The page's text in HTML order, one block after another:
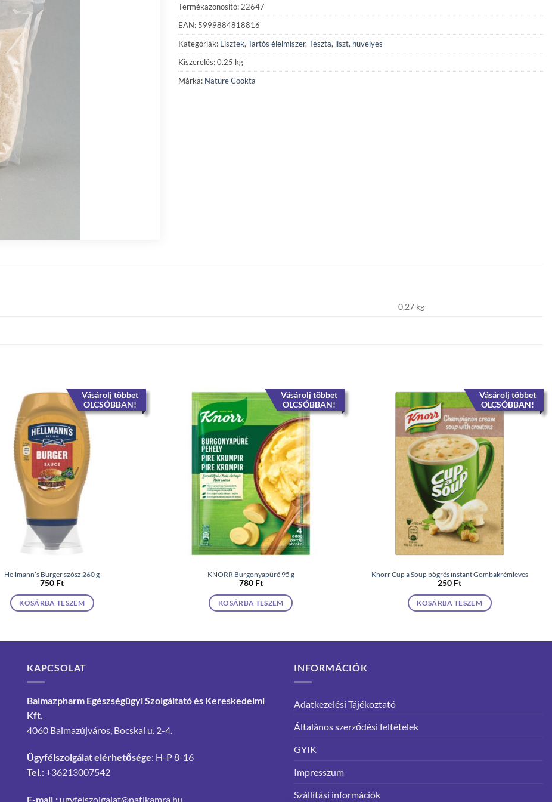
Termékazonosító: 22647
EAN: 5999884818816
Kategóriák: Lisztek, Tartós élelmiszer, Tészta, liszt, hüvelyes
Kiszerelés: 0.25 kg
Márka: Nature Cookta
0,27 kg
Vásárolj többet
OLCSÓBBAN!
Hellmann’s Burger szósz 260 g
750 Ft
KOSÁRBA TESZEM
Vásárolj többet
OLCSÓBBAN!
KNORR Burgonyapüré 95 g
780 Ft
KOSÁRBA TESZEM
Vásárolj többet
OLCSÓBBAN!
Knorr Cup a Soup bögrés instant Gombakrémleves
250 Ft
KOSÁRBA TESZEM
KAPCSOLAT
Balmazpharm Egészségügyi Szolgáltató és Kereskedelmi
Kft.
4060 Balmazújváros, Bocskai u. 2-4.
Ügyfélszolgálat elérhetősége: H-P 8-16
Tel.:+36213007542
E-mail.: ugyfelszolgalat@patikamra.hu
INFORMÁCIÓK
Adatkezelési Tájékoztató
Általános szerződési feltételek
GYIK
Impresszum
Szállítási információk